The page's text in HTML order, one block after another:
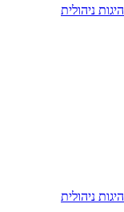
ניהולית
ניהולית